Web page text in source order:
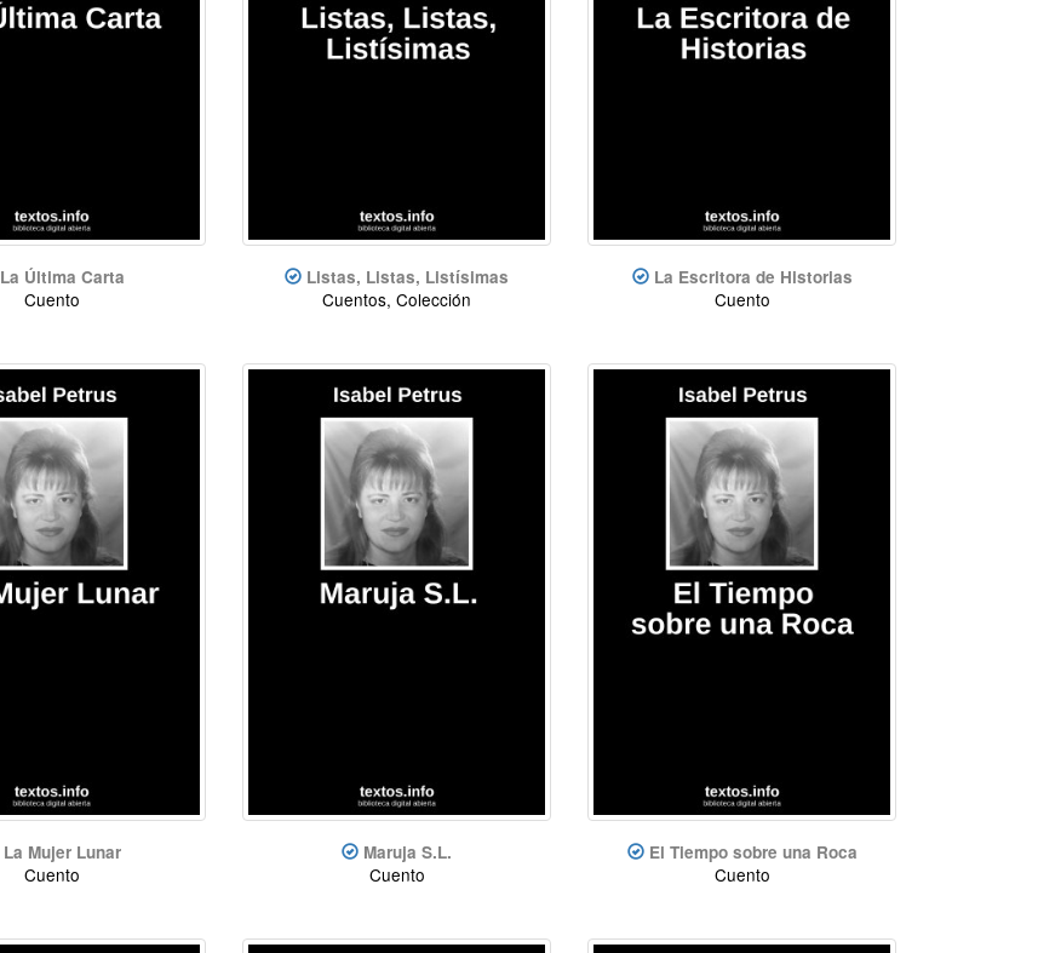
La Última Carta
Cuento
Listas, Listas, Listísimas
Cuentos, Colección
La Escritora de Historias
Cuento
La Mujer Lunar
Cuento
Maruja S.L.
Cuento
El Tiempo sobre una Roca
Cuento